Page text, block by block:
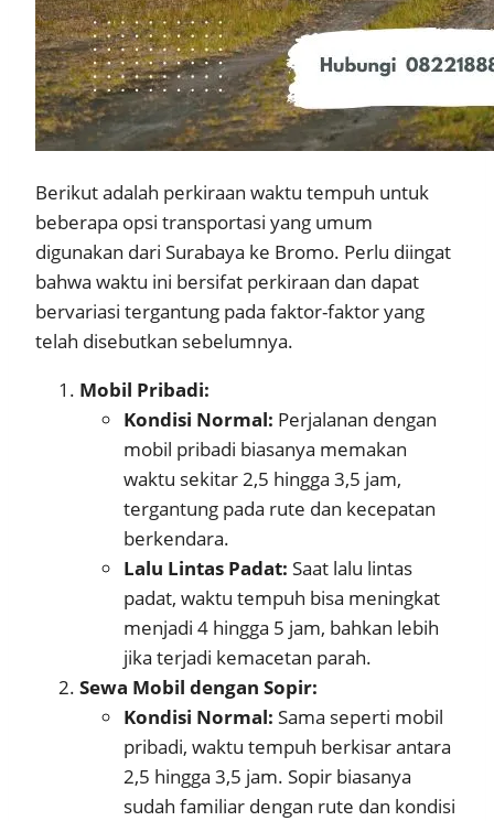
Berikut adalah perkiraan waktu tempuh untuk
beberapa opsi transportasi yang umum
digunakan dari Surabaya ke Bromo. Perlu diingat
bahwa waktu ini bersifat perkiraan dan dapat
bervariasi tergantung pada faktor-faktor yang
telah disebutkan sebelumnya.
Mobil Pribadi:
Kondisi Normal: Perjalanan dengan
mobil pribadi biasanya memakan
waktu sekitar 2,5 hingga 3,5 jam,
tergantung pada rute dan kecepatan
berkendara.
Lalu Lintas Padat: Saat lalu lintas
padat, waktu tempuh bisa meningkat
menjadi 4 hingga 5 jam, bahkan lebih
jika terjadi kemacetan parah.
Sewa Mobil dengan Sopir:
Kondisi Normal: Sama seperti mobil
pribadi, waktu tempuh berkisar antara
2,5 hingga 3,5 jam. Sopir biasanya
sudah familiar dengan rute dan kondisi